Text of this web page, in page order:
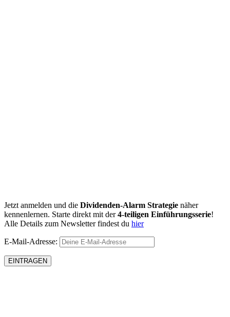
Jetzt anmelden und die Dividenden-Alarm Strategie näher
kennenlernen. Starte direkt mit der4-teiligen Einführungsserie!
Alle Details zum Newsletter findest du hier
E-Mail-Adresse: